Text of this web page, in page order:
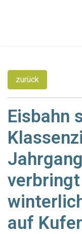
zurück
Eisbahn
auf